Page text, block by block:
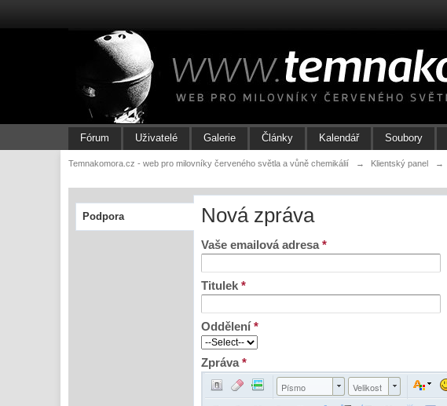
Fórum Uživatelé Galerie Články Kalendář Soubory
Temnakomora.cz - web pro milovníky červeného světla a vůně chemikálií → Klientský panel →
Podpora Nová zpráva
Vaše emailová adresa*
Titulek*
Oddělení*
Zpráva*
Písmo Velikost